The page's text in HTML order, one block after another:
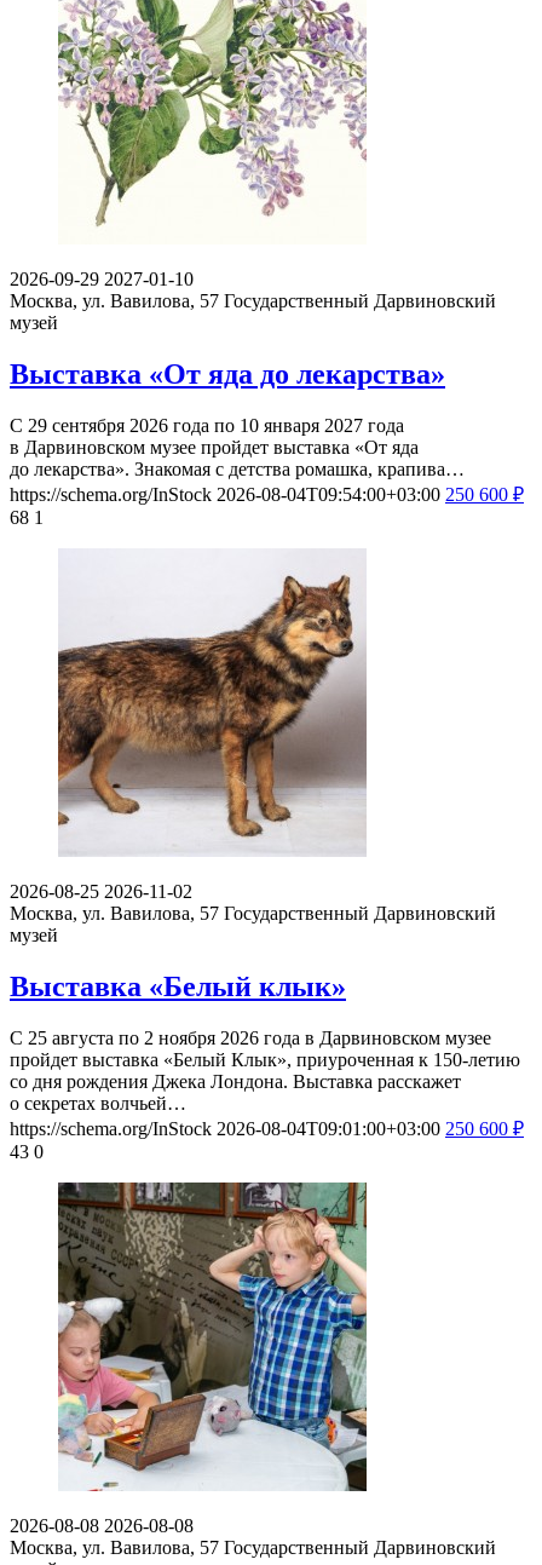
2026-09-29 2027-01-10
Москва, ул. Вавилова, 57 Государственный Дарвиновский
музей
Выставка «От яда до лекарства»
С 29 сентября 2026 года по 10 января 2027 года
в Дарвиновском музее пройдет выставка «От яда
до лекарства». Знакомая с детства ромашка, крапива…
https://schema.org/InStock 2026-08-04T09:54:00+03:00 250 600 ₽
68 1
2026-08-25 2026-11-02
Москва, ул. Вавилова, 57 Государственный Дарвиновский
музей
Выставка «Белый клык»
С 25 августа по 2 ноября 2026 года в Дарвиновском музее
пройдет выставка «Белый Клык», приуроченная к 150-летию
со дня рождения Джека Лондона. Выставка расскажет
о секретах волчьей…
https://schema.org/InStock 2026-08-04T09:01:00+03:00 250 600 ₽
43 0
2026-08-08 2026-08-08
Москва, ул. Вавилова, 57 Государственный Дарвиновский